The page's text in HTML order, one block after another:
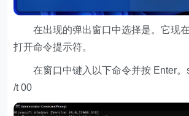
在出现的弹出窗口中选择是。它现
打开命令提示符。
在窗口中键入以下命令并按 Enter。
/t 00